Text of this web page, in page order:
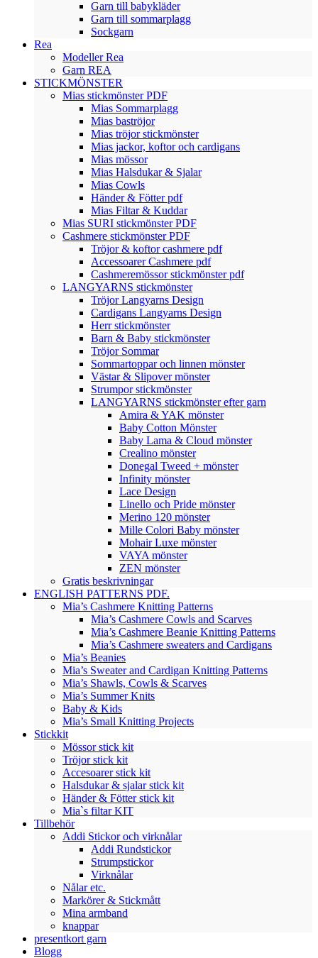
Garn till babykläder
Garn till sommarplagg
Sockgarn
Rea
Modeller Rea
Garn REA
STICKMÖNSTER
Mias stickmönster PDF
Mias Sommarplagg
Mias baströjor
Mias tröjor stickmönster
Mias jackor, koftor och cardigans
Mias mössor
Mias Halsdukar & Sjalar
Mias Cowls
Händer & Fötter pdf
Mias Filtar & Kuddar
Mias SURI stickmönster PDF
Cashmere stickmönster PDF
Tröjor & koftor cashmere pdf
Accessoarer Cashmere pdf
Cashmeremössor stickmönster pdf
LANGYARNS stickmönster
Tröjor Langyarns Design
Cardigans Langyarns Design
Herr stickmönster
Barn & Baby stickmönster
Tröjor Sommar
Sommartoppar och linnen mönster
Västar & Slipover mönster
Strumpor stickmönster
LANGYARNS stickmönster efter garn
Amira & YAK mönster
Baby Cotton Mönster
Baby Lama & Cloud mönster
Crealino mönster
Donegal Tweed + mönster
Infinity mönster
Lace Design
Linello och Pride mönster
Merino 120 mönster
Mille Colori Baby mönster
Mohair Luxe mönster
VAYA mönster
ZEN mönster
Gratis beskrivningar
ENGLISH PATTERNS PDF.
Mia’s Cashmere Knitting Patterns
Mia’s Cashmere Cowls and Scarves
Mia’s Cashmere Beanie Knitting Patterns
Mia’s Cashmere sweaters and Cardigans
Mia’s Beanies
Mia’s Sweater and Cardigan Knitting Patterns
Mia’s Shawls, Cowls & Scarves
Mia’s Summer Knits
Baby & Kids
Mia’s Small Knitting Projects
Stickkit
Mössor stick kit
Tröjor stick kit
Accesoarer stick kit
Halsdukar & sjalar stick kit
Händer & Fötter stick kit
Mia`s filtar KIT
Tillbehör
Addi Stickor och virknålar
Addi Rundstickor
Strumpstickor
Virknålar
Nålar etc.
Markörer & Stickmått
Mina armband
knappar
presentkort garn
Blogg